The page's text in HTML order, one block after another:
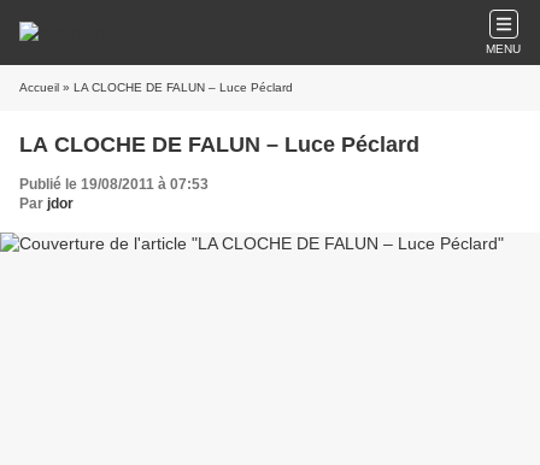
MENU
Accueil » LA CLOCHE DE FALUN – Luce Péclard
LA CLOCHE DE FALUN – Luce Péclard
Publié le 19/08/2011 à 07:53
Par jdor